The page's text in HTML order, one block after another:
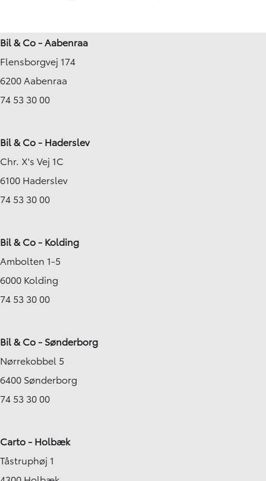
Bil & Co - Aabenraa
Flensborgvej 174
6200 Aabenraa
74 53 30 00
Bil & Co - Haderslev
Chr. X's Vej 1C
6100 Haderslev
74 53 30 00
Bil & Co - Kolding
Ambolten 1-5
6000 Kolding
74 53 30 00
Bil & Co - Sønderborg
Nørrekobbel 5
6400 Sønderborg
74 53 30 00
Carto - Holbæk
Tåstruphøj 1